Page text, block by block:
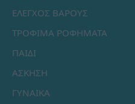
ΕΛΕΓΧΟΣ ΒΑΡΟΥΣ
ΤΡΟΦΙΜΑ ΡΟΦΗΜΑΤΑ
ΠΑΙΔΙ
ΑΣΚΗΣΗ
ΓΥΝΑΙΚΑ